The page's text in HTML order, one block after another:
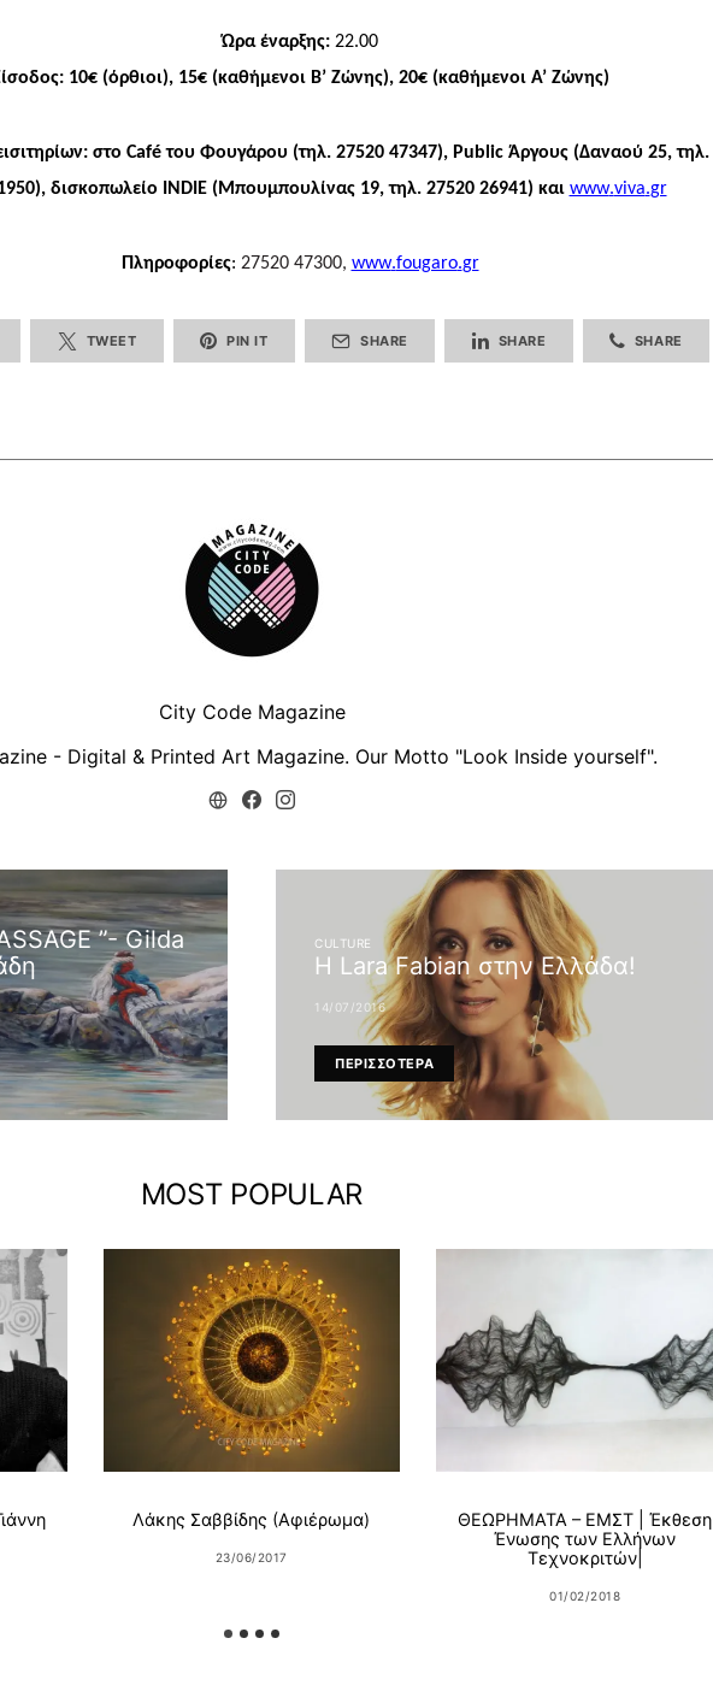
Ώρα έναρξης: 22.00
10€ (όρθιοι), 15€ (καθήμενοι Β’ Ζώνης), 20€ (καθήμενοι Α’ Ζώνης)
: στο Café του Φουγάρου (τηλ. 27520 47347), PublicΆργους (Δαναού 25, τηλ.
δισκοπωλείο
INDIE(Μπουμπουλίνας 19, τηλ. 27520 26941) και www.viva.gr
Πληροφορίες: 27520 47300, www.fougaro.gr
TWEET PIN IT SHARE SHARE SHARE
City Code Magazine
- Digital & Printed Art Magazine. Our Motto "Look Inside yourself".
”- Gilda
CULTURE
Η Lara Fabian στην Ελλάδα!
14/07/2016
ΠΕΡΙΣΣΟΤΕΡΑ
MOST POPULAR
Λάκης Σαββίδης (Αφιέρωμα)
23/06/2017
ΘΕΩΡΗΜΑΤΑ – ΕΜΣΤ | Έκθεση
Ένωσης των Ελλήνων
Τεχνοκριτών|
01/02/2018